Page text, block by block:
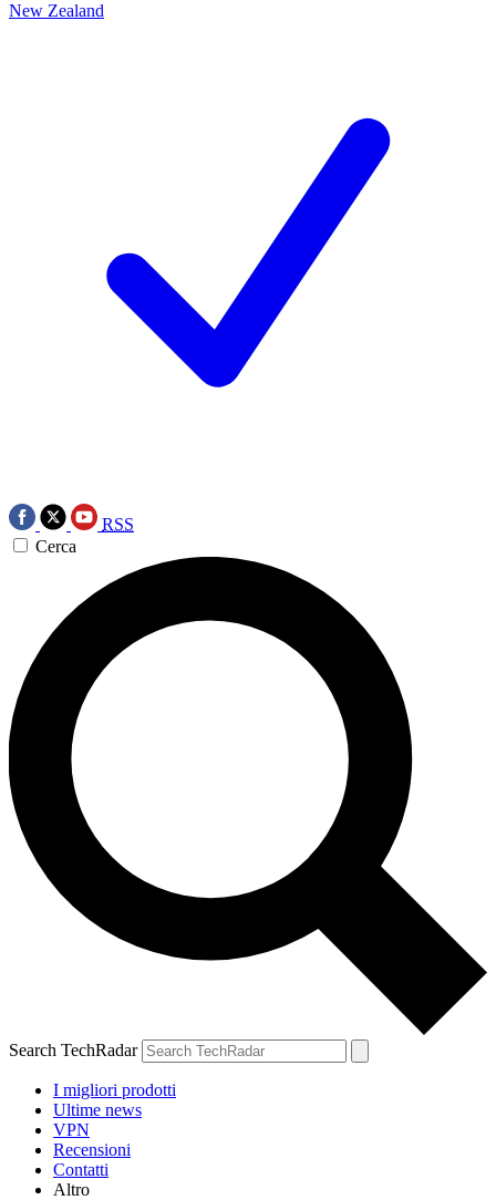
New Zealand
RSS
Cerca
Search TechRadar
I migliori prodotti
Ultime news
VPN
Recensioni
Contatti
Altro